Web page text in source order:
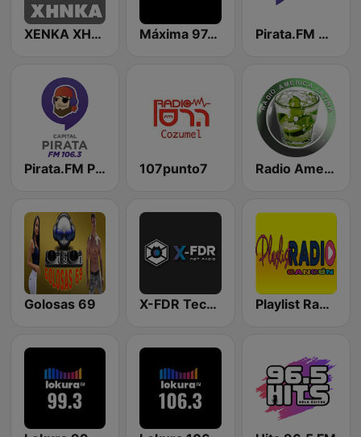
XENKA XHNKA La voz del Gran Pueblo Máxima 97.7 Ciudad Obregón Pirata.FM Cancún
Pirata.FM Playa del Carmen 107punto7 Radio America Latina
Golosas 69 X-FDR Techno Channel Playlist Radio Cancun